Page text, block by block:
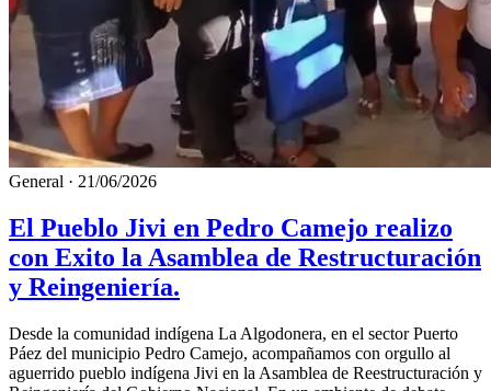
General · 21/06/2026
El Pueblo Jivi en Pedro Camejo realizo
con Exito la Asamblea de Restructuración
y Reingeniería.
Desde la comunidad indígena La Algodonera, en el sector Puerto
Páez del municipio Pedro Camejo, acompañamos con orgullo al
aguerrido pueblo indígena Jivi en la Asamblea de Reestructuración y